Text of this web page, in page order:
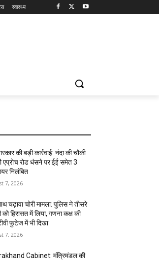
स्वास्थ्य
की बड़ी कार्रवाई: नंदा की चौकी
एप्राेच रोड धंसने पर ईई समेत 3
निलंबित
7, 2026
चढ़ावा चोरी मामला: पुलिस ने तीसरे
को हिरासत में लिया, गणना कक्ष की
फुटेज में भी दिखा
7, 2026
Cabinet: मंत्रिमंडल की